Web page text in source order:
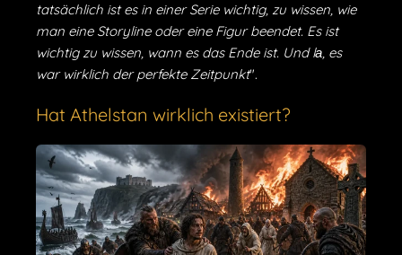
tatsächlich ist es in einer Serie wichtig, zu wissen, wie
man eine Storyline oder eine Figur beendet. Es ist
wichtig zu wissen, wann es das Ende ist. Und lа, es
war wirklich der perfekte Zeitpunkt".
Hat Athelstan wirklich existiert?